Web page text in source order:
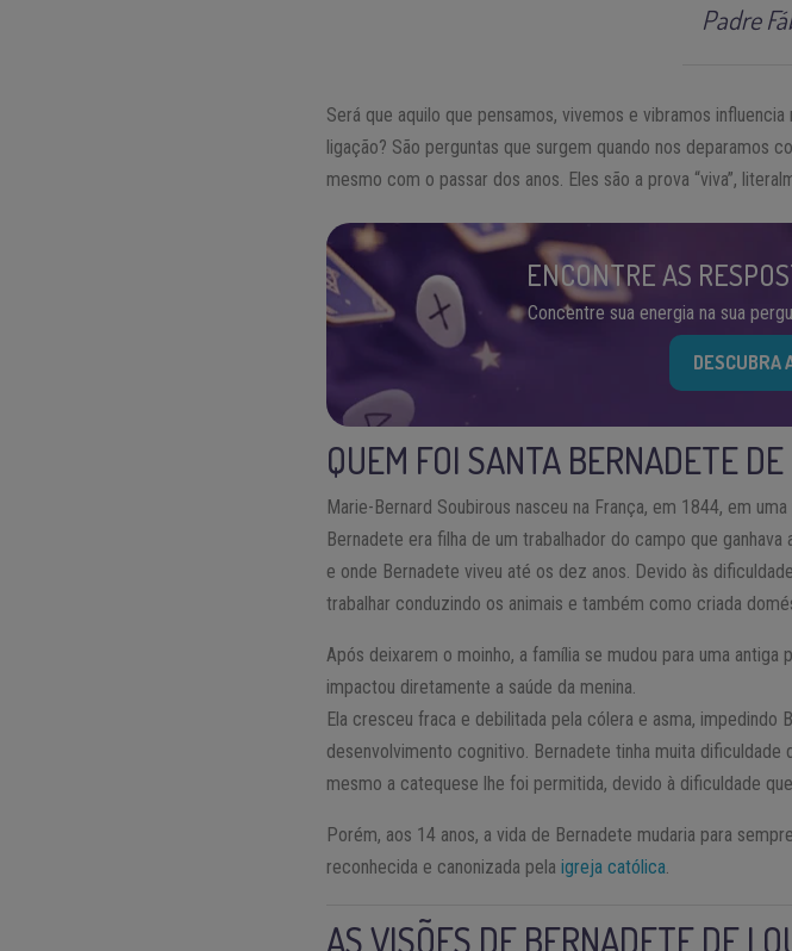
Padre
Será que aquilo que pensamos, vivemos e vibramos
ligação? São perguntas que surgem quando nos deparamos
mesmo com o passar dos anos. Eles são a prova “viva”,
ENCONTRE AS
Concentre sua energia na sua
DESCUBRA
QUEM FOI SANTA BERNADETE
Marie-Bernard Soubirous nasceu na França, em 1844, em
Bernadete era filha de um trabalhador do campo que
e onde Bernadete viveu até os dez anos. Devido às
trabalhar conduzindo os animais e também como criada
Após deixarem o moinho, a família se mudou para uma
impactou diretamente a saúde da menina.
Ela cresceu fraca e debilitada pela cólera e asma, impedindo
desenvolvimento cognitivo. Bernadete tinha muita
mesmo a catequese lhe foi permitida, devido à dificuldade
Porém, aos 14 anos, a vida de Bernadete mudaria para
reconhecida e canonizada pelaigreja católica
AS VISÕES DE BERNADETE DE